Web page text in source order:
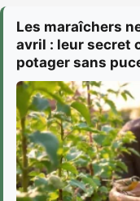
Les maraîchers
avril : leur secret
potager sans